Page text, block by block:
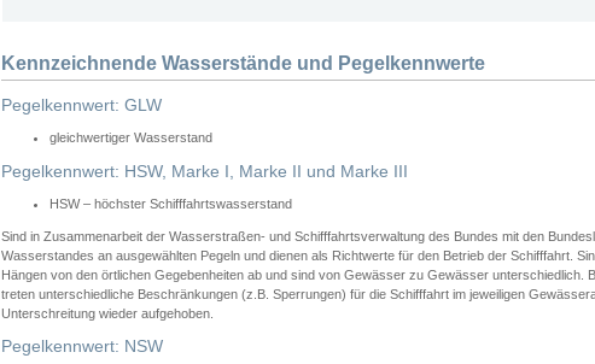
Kennzeichnende Wasserstände und Pegelkennwerte
Pegelkennwert: GLW
gleichwertiger Wasserstand
Pegelkennwert: HSW, Marke I, Marke II und Marke III
HSW – höchster Schifffahrtswasserstand
Sind in Zusammenarbeit der Wasserstraßen- und Schifffahrtsverwaltung des Bundes mit den
Wasserstandes an ausgewählten Pegeln und dienen als Richtwerte für den Betrieb der Schifffahrt.
Hängen von den örtlichen Gegebenheiten ab und sind von Gewässer zu Gewässer unterschiedlich.
treten unterschiedliche Beschränkungen (z.B. Sperrungen) für die Schifffahrt im jeweiligen
Unterschreitung wieder aufgehoben.
Pegelkennwert: NSW